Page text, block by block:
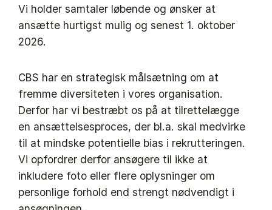
Vi holder samtaler løbende og ønsker at
ansætte hurtigst mulig og senest 1. oktober
2026.
CBS har en strategisk målsætning om at
fremme diversiteten i vores organisation.
Derfor har vi bestræbt os på at tilrettelægge
en ansættelsesproces, der bl.a. skal medvirke
til at mindske potentielle bias i rekrutteringen.
Vi opfordrer derfor ansøgere til ikke at
inkludere foto eller flere oplysninger om
personlige forhold end strengt nødvendigt i